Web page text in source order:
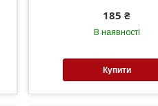
185 ₴
В наявності
Купити